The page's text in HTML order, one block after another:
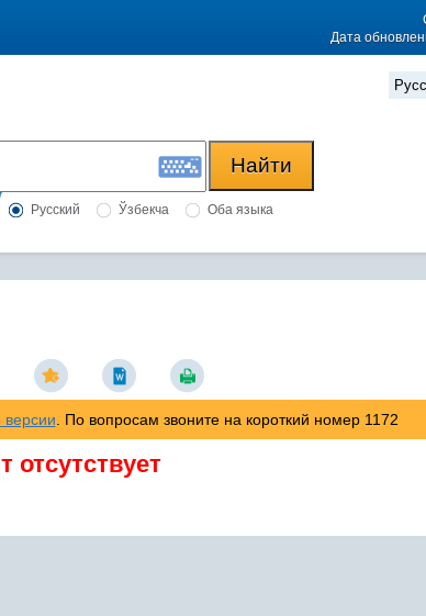
Дата
Русский Ўзбекча Оба языка
версии . По вопросам звоните на короткий номер 1172
отсутствует